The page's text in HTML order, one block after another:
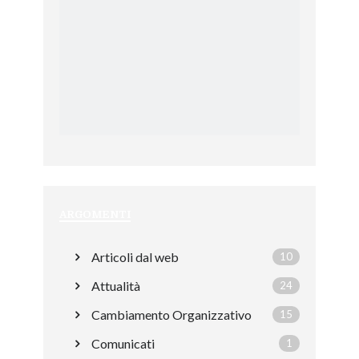
Articoli dal web 10
Attualità 24
Cambiamento Organizzativo 15
Comunicati 1